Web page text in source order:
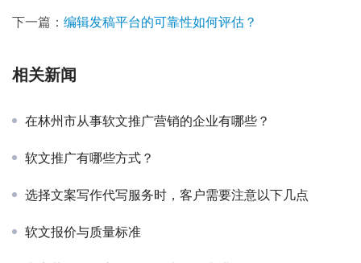
下一篇： 编辑发稿平台的可靠性如何评估？
相关新闻
在林州市从事软文推广营销的企业有哪些？
软文推广有哪些方式？
选择文案写作代写服务时，客户需要注意以下几点
软文报价与质量标准